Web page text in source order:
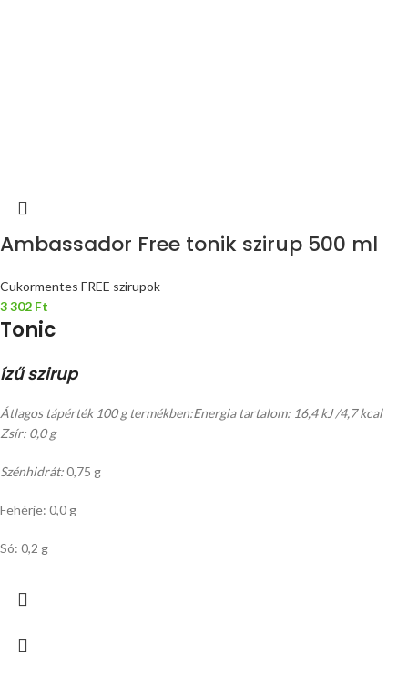
Ambassador Free tonik szirup 500 ml
Cukormentes FREE szirupok
3 302 Ft
Tonic
ízű szirup
Átlagos tápérték 100 g termékben:Energia tartalom: 16,4 kJ /4,7 kcal
Zsír: 0,0 g
Szénhidrát:0,75 g
Fehérje: 0,0 g
Só: 0,2 g